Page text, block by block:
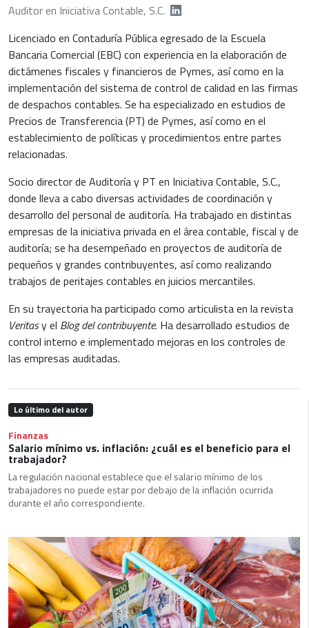
Auditor en Iniciativa Contable, S.C.
Licenciado en Contaduría Pública egresado de la Escuela
Bancaria Comercial (EBC) con experiencia en la elaboración de
dictámenes fiscales y financieros de Pymes, así como en la
implementación del sistema de control de calidad en las firmas
de despachos contables. Se ha especializado en estudios de
Precios de Transferencia (PT) de Pymes, así como en el
establecimiento de políticas y procedimientos entre partes
relacionadas.
Socio director de Auditoría y PT en Iniciativa Contable, S.C.,
donde lleva a cabo diversas actividades de coordinación y
desarrollo del personal de auditoría. Ha trabajado en distintas
empresas de la iniciativa privada en el área contable, fiscal y de
auditoría; se ha desempeñado en proyectos de auditoría de
pequeños y grandes contribuyentes, así como realizando
trabajos de peritajes contables en juicios mercantiles.
En su trayectoria ha participado como articulista en la revista
Veritasy el Blog del contribuyente. Ha desarrollado estudios de
control interno e implementado mejoras en los controles de
las empresas auditadas.
Lo último del autor
Finanzas
Salario mínimo vs. inflación: ¿cuál es el beneficio para el
trabajador?
La regulación nacional establece que el salario mínimo de los
trabajadores no puede estar por debajo de la inflación ocurrida
durante el año correspondiente.